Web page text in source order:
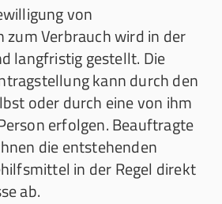
von
Verbrauch wird in der
langfristig gestellt. Die
kann durch den
oder durch eine von ihm
erfolgen. Beauftragte
die entstehenden
in der Regel direkt
ab.